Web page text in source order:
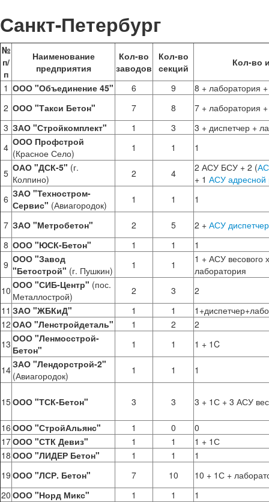
Санкт-Петербург
№
п/
п
Наименование
предприятия
Кол-во
заводов
Кол-во
секций
Кол-во
1 ООО "Объединение 45" 6 9
8 + лаборатория
2 ООО "Такси Бетон" 7 8
7 + лаборатория
3 ЗАО "Стройкомплект" 1 3
3 + диспетчер +
4 ООО Профстрой
(Красное Село)
1 1 1
5 ОАО "ДСК-5" (г.
Колпино)
2 4 2 АСУ БСУ + 2 (
+ 1 АСУ адресной
6 ЗАО "Техностром-
Сервис" (Авиагородок) 1 1 1
7 ЗАО "Метробетон" 2 5 2 + АСУ
8 ООО "ЮСК-Бетон" 1 1
1
9 ООО "Завод
"Бетострой" (г. Пушкин) 1 1
1 + АСУ весового
лаборатория
10 ООО "СИБ-Центр" (пос.
Металлострой)
2 3
2
11 ЗАО "ЖБКиД" 1 1
12 ОАО "Ленстройдеталь" 1 2
2
13 ООО "Ленмосстрой-
Бетон"
1 1 1 + 1C
14ЗАО "Лендорстрой-2"
(Авиагородок)
1 1 1
15ООО "ТСК-Бетон" 3 3 3 + 1С + 3 АСУ
16 ООО "СтройАльянс" 1 0
0
17ООО "СТК Девиз" 1 1
1 + 1С
18 ООО "ЛИДЕР Бетон" 1 1
1
19 ООО "ЛСР. Бетон" 7 10
10 + 1С +
20 ООО "Норд Микс" 1 1
1